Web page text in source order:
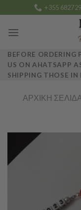
to
content
+355
BEFORE ORDERING
US ON AHATSAPP
SHIPPING THOSE IN
ΑΡΧΙΚΉ